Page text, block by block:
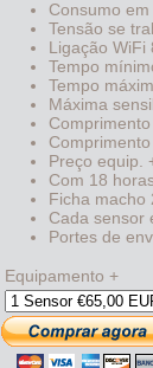
Consumo
Tensão se
Ligação WiFi
Tempo
Tempo
Máxima
Preço equip.
Com 18
Ficha macho
Cada sensor
Portes de
Equipamento +